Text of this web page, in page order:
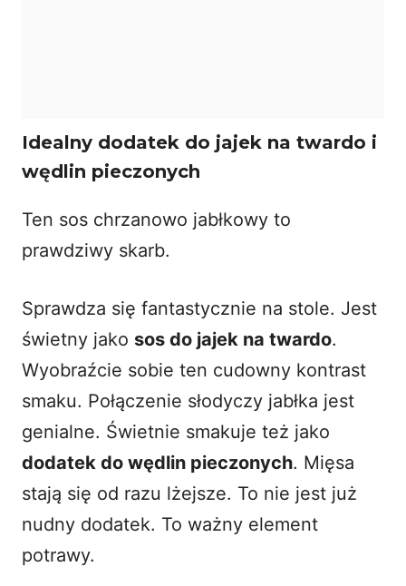
Idealny dodatek do jajek na twardo i
wędlin pieczonych
Ten sos chrzanowo jabłkowy to
prawdziwy skarb.
Sprawdza się fantastycznie na stole. Jest
świetny jako sos do jajek na twardo.
Wyobraźcie sobie ten cudowny kontrast
smaku. Połączenie słodyczy jabłka jest
genialne. Świetnie smakuje też jako
dodatek do wędlin pieczonych. Mięsa
stają się od razu lżejsze. To nie jest już
nudny dodatek. To ważny element
potrawy.